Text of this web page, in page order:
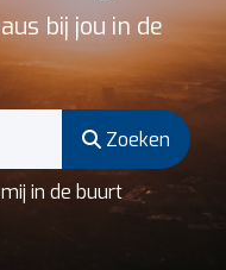
bij jou in de
Zoeken
in de buurt